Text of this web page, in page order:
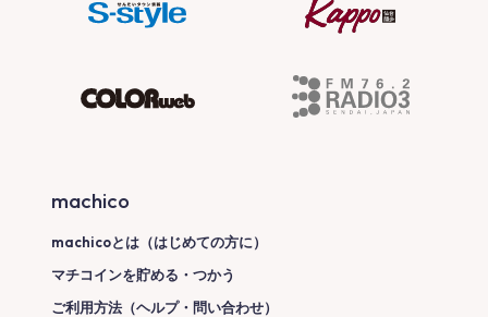
machico
machicoとは（はじめての方に）
マチコインを貯める・つかう
ご利用方法（ヘルプ・問い合わせ）